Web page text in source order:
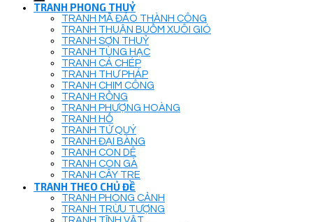
TRANH PHONG THUỶ
TRANH MÃ ĐÁO THÀNH CÔNG
TRANH THUẬN BUỒM XUÔI GIÓ
TRANH SƠN THUỶ
TRANH TÙNG HẠC
TRANH CÁ CHÉP
TRANH THƯ PHÁP
TRANH CHIM CÔNG
TRANH RỒNG
TRANH PHƯỢNG HOÀNG
TRANH HỔ
TRANH TỨ QUÝ
TRANH ĐẠI BÀNG
TRANH CON DÊ
TRANH CON GÀ
TRANH CÂY TRE
TRANH THEO CHỦ ĐỀ
TRANH PHONG CẢNH
TRANH TRỪU TƯỢNG